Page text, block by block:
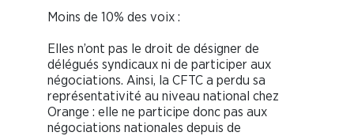
Moins de 10% des voix :
Elles n’ont pas le droit de désigner de
délégués syndicaux ni de participer aux
négociations. Ainsi, la CFTC a perdu sa
représentativité au niveau national chez
Orange : elle ne participe donc pas aux
négociations nationales depuis de